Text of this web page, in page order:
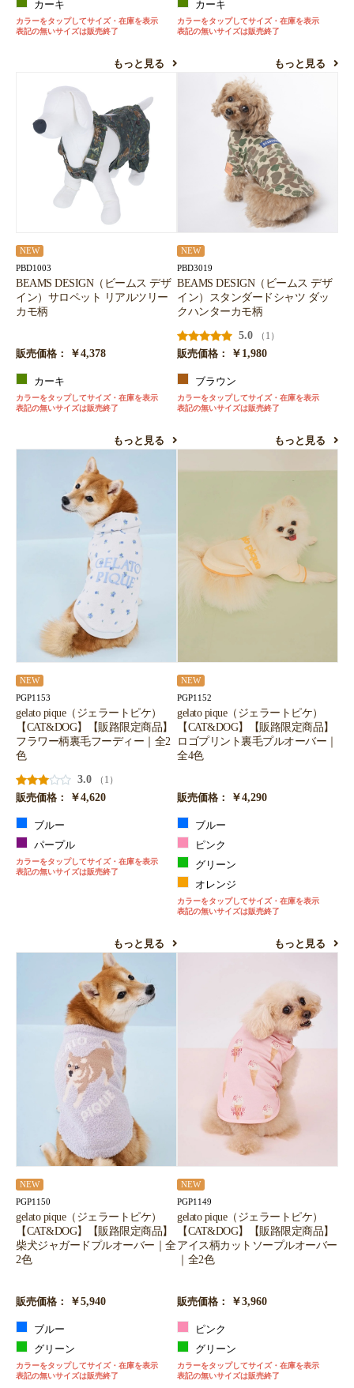
カーキ
カラーをタップしてサイズ・在庫を表示
表記の無いサイズは販売終了
もっと見る
カーキ
カラーをタップしてサイズ・在庫を表示
表記の無いサイズは販売終了
もっと見る
NEW
PBD1003
BEAMS DESIGN（ビームス デザ
イン）サロペット リアルツリー
カモ柄
販売価格： ￥4,378
カーキ
カラーをタップしてサイズ・在庫を表示
表記の無いサイズは販売終了
もっと見る
NEW
PBD3019
BEAMS DESIGN（ビームス デザ
イン）スタンダードシャツ ダッ
クハンターカモ柄
5.0
（1）
販売価格：
￥1,980
ブラウン
カラーをタップしてサイズ・在庫を表示
表記の無いサイズは販売終了
もっと見る
NEW
PGP1153
gelato pique（ジェラートピケ）
【CAT&DOG】【販路限定商品】
フラワー柄裏毛フーディー｜全2
色
3.0
（1）
販売価格：
￥4,620
ブルー
パープル
カラーをタップしてサイズ・在庫を表示
表記の無いサイズは販売終了
もっと見る
NEW
PGP1152
gelato pique（ジェラートピケ）
【CAT&DOG】【販路限定商品】
ロゴプリント裏毛プルオーバー｜
全4色
販売価格： ￥4,290
ブルー
ピンク
グリーン
オレンジ
カラーをタップしてサイズ・在庫を表示
表記の無いサイズは販売終了
もっと見る
NEW
PGP1150
gelato pique（ジェラートピケ）
【CAT&DOG】【販路限定商品】
柴犬ジャガードプルオーバー｜全
2色
販売価格： ￥5,940
ブルー
グリーン
カラーをタップしてサイズ・在庫を表示
表記の無いサイズは販売終了
NEW
PGP1149
gelato pique（ジェラートピケ）
【CAT&DOG】【販路限定商品】
アイス柄カットソープルオーバー
｜全2色
販売価格： ￥3,960
ピンク
グリーン
カラーをタップしてサイズ・在庫を表示
表記の無いサイズは販売終了